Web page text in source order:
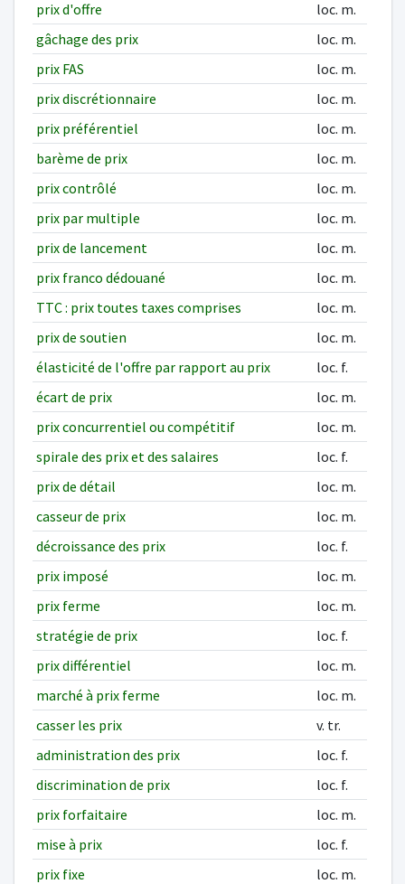
prix d'offre
loc. m.
gâchage des prix
loc. m.
prix FAS
loc. m.
prix discrétionnaire
loc. m.
prix préférentiel
loc. m.
barème de prix
loc. m.
prix contrôlé
loc. m.
prix par multiple
loc. m.
prix de lancement
loc. m.
prix franco dédouané
loc. m.
TTC : prix toutes taxes comprises
loc. m.
prix de soutien
loc. m.
élasticité de l'offre par rapport au prix
loc. f.
écart de prix
loc. m.
prix concurrentiel ou compétitif
loc. m.
spirale des prix et des salaires
loc. f.
prix de détail
loc. m.
casseur de prix
loc. m.
décroissance des prix
loc. f.
prix imposé
loc. m.
prix ferme
loc. m.
stratégie de prix
loc. f.
prix différentiel
loc. m.
marché à prix ferme
loc. m.
casser les prix
v. tr.
administration des prix
loc. f.
discrimination de prix
loc. f.
prix forfaitaire
loc. m.
mise à prix
loc. f.
prix fixe
loc. m.